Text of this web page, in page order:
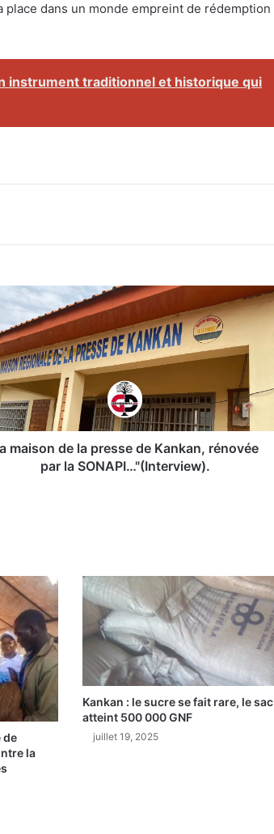
place dans un monde empreint de rédemption
instrument traditionnel et historique qui
maison de la presse de Kankan, rénovée
par la SONAPI…"(Interview).
de
la
Kankan : le sucre se fait rare, le sac
atteint 500 000 GNF
juillet 19, 2025